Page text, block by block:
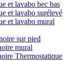
et lavabo bec bas
et lavabo surélevé
et lavabo mural
sur pied
mural
Thermostatique